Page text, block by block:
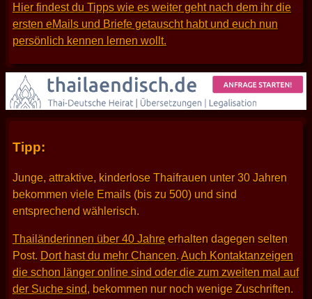
Hier findest du Tipps wie es weiter geht nach dem ihr die
ersten eMails und Briefe getauscht habt und euch nun
persönlich kennen lernen wollt.
Tipp:
Junge, attraktive, kinderlose Thaifrauen unter 30 Jahren
bekommen viele Emails (bis zu 500) und sind
entsprechend wählerisch.
Thailänderinnen über 40 Jahre erhalten dagegen selten
Post. Dort hast du mehr Chancen. Auch Kontaktanzeigen
die schon länger online sind oder die zum zweiten mal auf
der Suche sind, bekommen nur noch wenige Zuschriften.